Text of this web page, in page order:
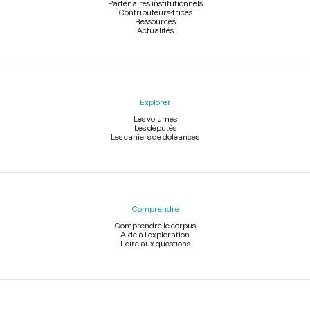
Partenaires institutionnels
Contributeurs-trices
Ressources
Actualités
Explorer
Les volumes
Les députés
Les cahiers de doléances
Comprendre
Comprendre le corpus
Aide à l'exploration
Foire aux questions